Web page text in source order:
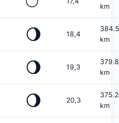
km
🌖 18,4
km
🌖 19,3
km
🌖 20,3
km